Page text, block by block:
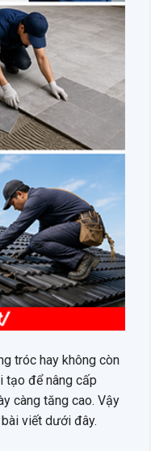
tróc hay không còn
tạo để nâng cấp
càng tăng cao. Vậy
viết dưới đây.